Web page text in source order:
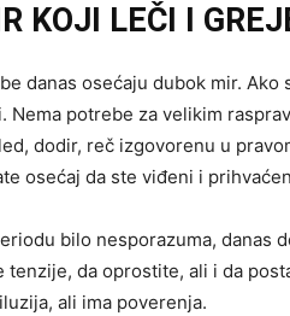
KOJI LEČI I
danas osećaju dubok mir.
potrebe za velikim
dodir, reč izgovorenu u
osećaj da ste viđeni i
bilo nesporazuma, danas
tenzije, da oprostite, ali i da
ali ima poverenja.